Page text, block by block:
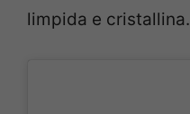
limpida e cristallina.